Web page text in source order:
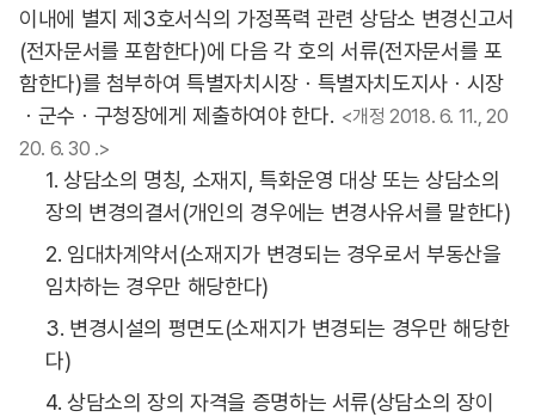
이내에 별지 제3호서식의 가정폭력 관련 상담소 변경신고서
(전자문서를 포함한다)에 다음 각 호의 서류(전자문서를 포
함한다)를 첨부하여 특별자치시장ㆍ특별자치도지사ㆍ시장
ㆍ군수ㆍ구청장에게 제출하여야 한다. <개정 2018. 6. 11., 20
20. 6. 30 .>
1. 상담소의 명칭, 소재지, 특화운영 대상 또는 상담소의
장의 변경의결서(개인의 경우에는 변경사유서를 말한다)
2. 임대차계약서(소재지가 변경되는 경우로서 부동산을
임차하는 경우만 해당한다)
3. 변경시설의 평면도(소재지가 변경되는 경우만 해당한
다)
4. 상담소의 장의 자격을 증명하는 서류(상담소의 장이